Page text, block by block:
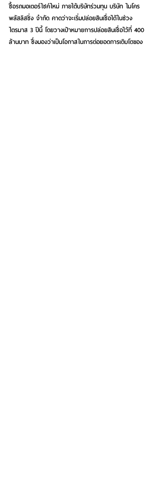
ซื้อรถมอเตอร์ไซค์ใหม่ ภายใต้บริษัทร่วมทุน บริษัท ไมโคร
พลัสลิสซิ่ง จำกัด คาดว่าจะเริ่มปล่อยสินเชื่อได้ในช่วง
ไตรมาส 3 ปีนี้ โดยวางเป้าหมายการปล่อยสินเชื่อไว้ที่ 400
ล้านบาท ซึ่งมองว่าเป็นโอกาสในการต่อยอดการเติบโตของ